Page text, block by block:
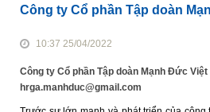
Công ty Cổ phần Tập doàn
10:37 25/04/2022
Công ty Cổ phần Tập doàn Mạnh Đức
hrga.manhduc@gmail.com